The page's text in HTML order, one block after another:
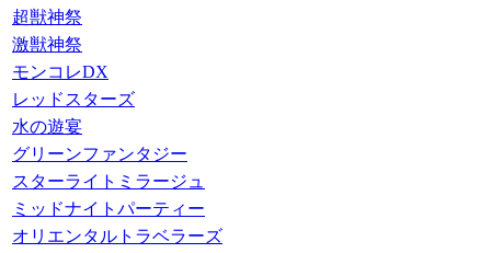
超獣神祭
激獣神祭
モンコレDX
レッドスターズ
水の遊宴
グリーンファンタジー
スターライトミラージュ
ミッドナイトパーティー
オリエンタルトラベラーズ